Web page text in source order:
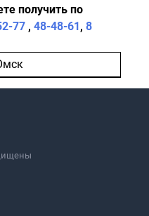
получить по
77 , 48-48-61, 8